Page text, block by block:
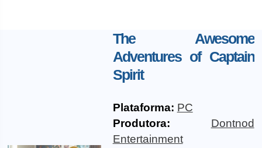
The Awesome
Adventures of Captain
Spirit
Plataforma: PC
Produtora:
Dontnod
Entertainment